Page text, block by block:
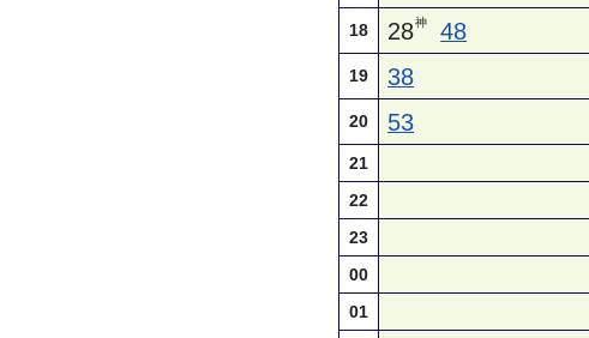
18 28神 48
19 38
20 53
21
22
23
00
01